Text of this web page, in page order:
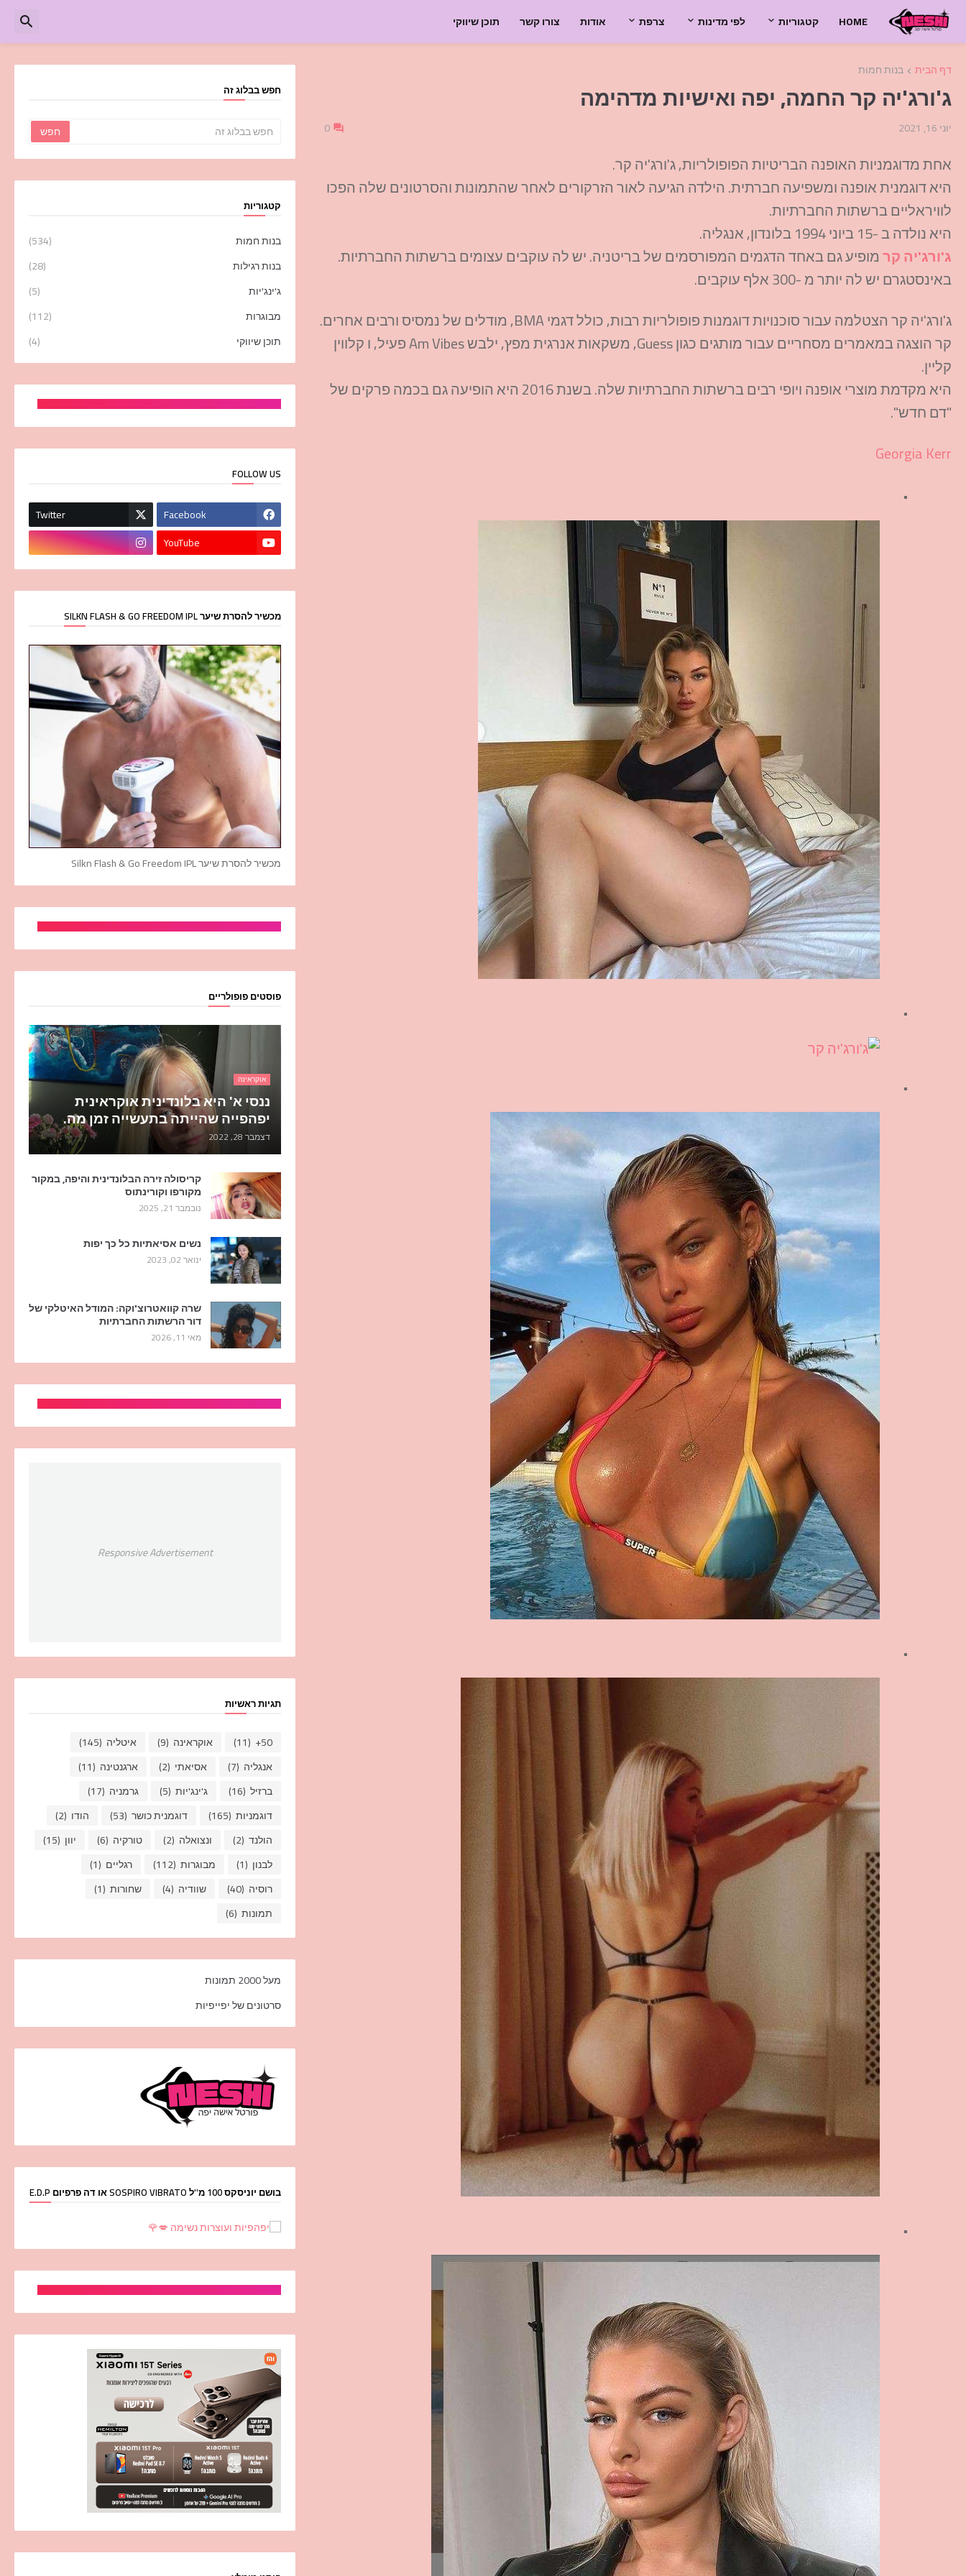
HOME קטגוריות לפי מדינות צרפת אודות צורו קשר תוכן שיווקי
דף הבית בנות חמות
ג'ורג'יה קר החמה, יפה ואישיות מדהימה
יוני 16, 2021 0
אחת מדוגמניות האופנה הבריטיות הפופולריות, ג'ורג'יה קר.
היא דוגמנית אופנה ומשפיעה חברתית. הילדה הגיעה לאור הזרקורים לאחר שהתמונות והסרטונים שלה הפכו
לוויראליים ברשתות החברתיות.
היא נולדה ב -15 ביוני 1994 בלונדון, אנגליה.
ג'ורג'יה קרמופיע גם באחד הדגמים המפורסמים של בריטניה. יש לה עוקבים עצומים ברשתות החברתיות.
באינסטגרם יש לה יותר מ -300 אלף עוקבים.
ג'ורג'יה קר הצטלמה עבור סוכנויות דוגמנות פופולריות רבות, כולל דגמי BMA, מודלים של נמסיס ורבים אחרים.
קר הוצגה במאמרים מסחריים עבור מותגים כגון Guess, משקאות אנרגית מפץ, ילבש Am Vibes פעיל, ו קלווין
קליין.
היא מקדמת מוצרי אופנה ויופי רבים ברשתות החברתיות שלה. בשנת 2016 היא הופיעה גם בכמה פרקים של
"דם חדש".
Georgia Kerr
חפש בבלוג זה
קטגוריות
בנות חמות
(534)
בנות רגילות
(28)
ג'ינג'יות
(5)
מבוגרות
(112)
תוכן שיווקי
(4)
FOLLOW US
Facebook
Twitter
YouTube
מכשיר להסרת שיער SILKN FLASH & GO FREEDOM IPL
מכשיר להסרת שיער Silkn Flash & Go Freedom IPL
פוסטים פופולריים
אוקראינה
ננסי א' היא בלונדינית אוקראינית
יפהפייה שהייתה בתעשייה זמן מה.
דצמבר 28, 2022
קריסולה זירה הבלונדינית והיפה, במקור
מקורפו וקורינתוס
נובמבר 21, 2025
נשים אסיאתיות כל כך יפות
ינואר 02, 2023
שרה קוואטרוצ'וקה: המודל האיטלקי של
דור הרשתות החברתיות
מאי 11, 2026
Responsive Advertisement
תגיות ראשיות
50+
(11) אוקראינה (9) איטליה (145)
אנגליה (7) אסיאתי (2) ארגנטינה (11)
ברזיל (16) ג'ינג'יות (5) גרמניה (17)
דוגמניות (165) דוגמנית כושר (53) הודו (2)
הולנד (2) ונצואלה (2) טורקיה (6) יוון (15)
לבנון (1) מבוגרות (112) רגליים (1)
רוסיה (40) שוודיה (4) שחורות (1)
תמונות (6)
מעל 2000 תמונות
סרטונים של יפייפיות
בושם יוניסקס 100 מ''ל SOSPIRO VIBRATO או דה פרפיום E.D.P